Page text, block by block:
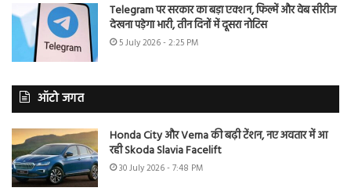
Telegram पर सरकार का बड़ा एक्शन, फिल्में और वेब सीरीज
देखना पड़ेगा भारी, तीन दिनों में दूसरा नोटिस
5 July 2026 - 2:25 PM
ऑटो जगत
Honda City और Verna की बढ़ी टेंशन, नए अवतार में आ
रही Skoda Slavia Facelift
30 July 2026 - 7:48 PM